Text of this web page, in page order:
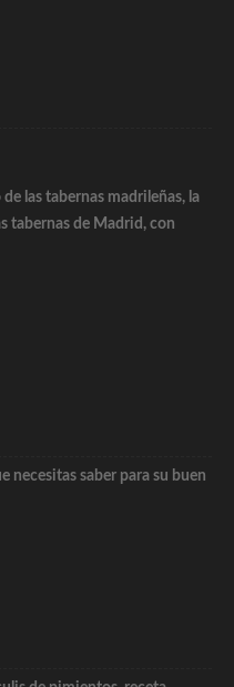
las tabernas madrileñas, la
tabernas de Madrid, con
necesitas saber para su buen